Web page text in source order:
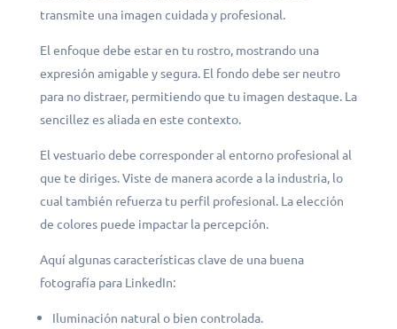
transmite una imagen cuidada y profesional.
El enfoque debe estar en tu rostro, mostrando una
expresión amigable y segura. El fondo debe ser neutro
para no distraer, permitiendo que tu imagen destaque. La
sencillez es aliada en este contexto.
El vestuario debe corresponder al entorno profesional al
que te diriges. Viste de manera acorde a la industria, lo
cual también refuerza tu perfil profesional. La elección
de colores puede impactar la percepción.
Aquí algunas características clave de una buena
fotografía para LinkedIn:
Iluminación natural o bien controlada.